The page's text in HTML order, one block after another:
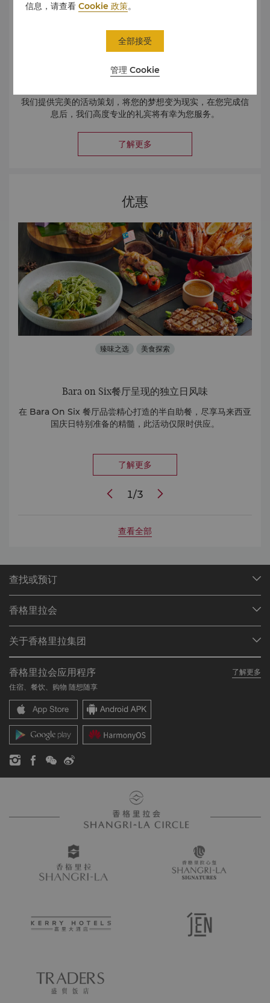
我们提供完美的活动策划，将您的梦想变为现实，在您完成信
息后，我们高度专业的礼宾将有幸为您服务。
了解更多
优惠
臻味之选 美食探索
Bara on Six餐厅呈现的独立日风味
在 Bara On Six 餐厅品尝精心打造的半自助餐，尽享马来西亚
国庆日特别准备的精髓，此活动仅限时供应。
了解更多
1/3
查看全部
查找或预订
查找预订
餐厅与酒吧
香格里拉会
加入香格里拉会
常见问题
联络我们
关于香格里拉集团
我们的酒店品牌
香格里拉中心
香格里拉公寓
联系方式
职业发展
企业社会责任
新闻稿
香格里拉会应用程序
了解更多
住宿、餐饮、购物 随想随享
信息，请查看Cookie 政策。
管理 Cookie
全部接受